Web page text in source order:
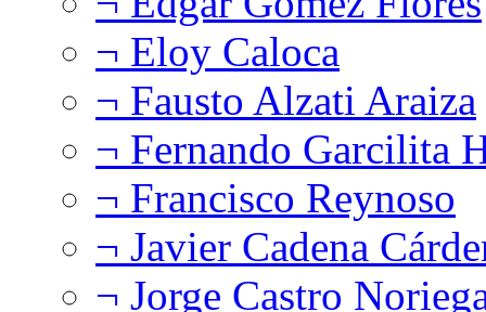
¬ Eloy Caloca
¬ Fausto Alzati Araiza
¬ Fernando Garcilita
¬ Francisco Reynoso
¬ Javier Cadena
¬ Jorge Castro